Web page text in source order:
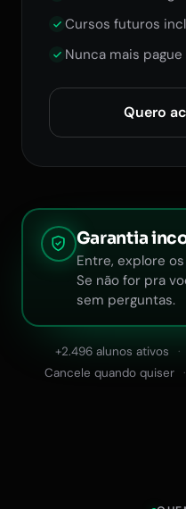
Cursos futuros
Nunca mais
Quero
Garantia
Entre, explore
Se não for pra
sem perguntas.
+2.496 alunos ativos
Cancele quando quiser